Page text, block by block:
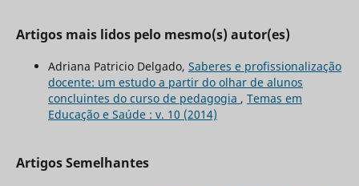
Artigos mais lidos pelo mesmo(s) autor(es)
Adriana Patricio Delgado, Saberes e profissionalização
docente: um estudo a partir do olhar de alunos
concluintes do curso de pedagogia , Temas em
Educação e Saúde : v. 10 (2014)
Artigos Semelhantes